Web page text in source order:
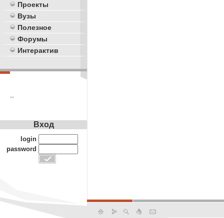
Проекты
Вузы
Полезное
Форумы
Интерактив
**
Вход
login
password